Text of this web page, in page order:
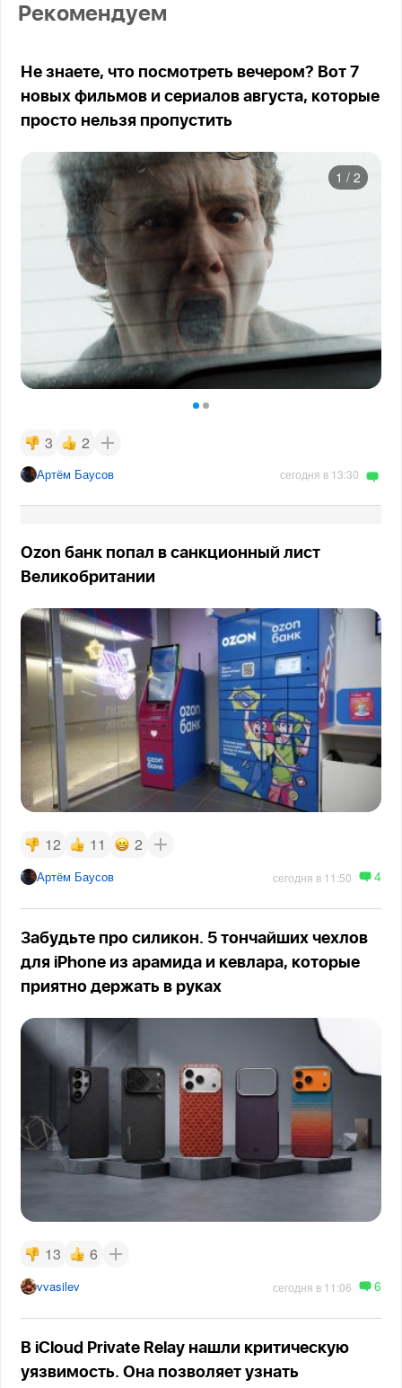
Рекомендуем
Не знаете, что посмотреть вечером? Вот 7
новых фильмов и сериалов августа, которые
просто нельзя пропустить
1 / 2
3 2
Артём Баусов сегодня в 13:30
Ozon банк попал в санкционный лист
Великобритании
12 11 2
Артём Баусов сегодня в 11:50 4
Забудьте про силикон. 5 тончайших чехлов
для iPhone из арамида и кевлара, которые
приятно держать в руках
13 6
vvasilev сегодня в 11:06 6
В iCloud Private Relay нашли критическую
уязвимость. Она позволяет узнать